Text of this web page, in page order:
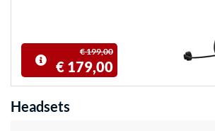
€ 199,00
€ 179,00
Headsets